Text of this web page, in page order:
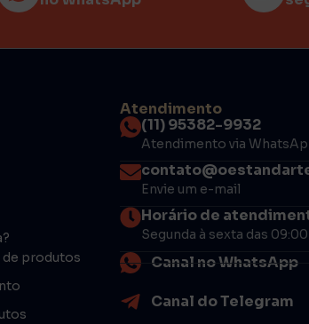
de produtos
Atendimento
(11) 95382-9932
Atendimento via
Envie um e-mail
Horário de
Segunda à sexta das
Canal no WhatsApp
Canal do Telegram